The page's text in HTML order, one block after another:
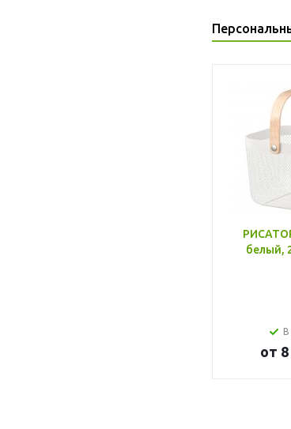
белый,
В
от